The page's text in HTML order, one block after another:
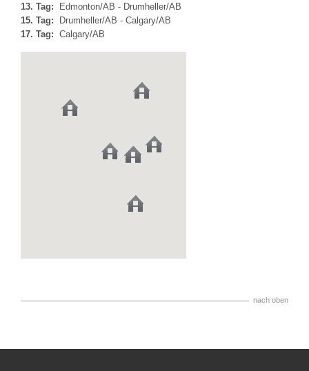
13. Tag:
Edmonton/AB - Drumheller/AB
15. Tag:
Drumheller/AB - Calgary/AB
17. Tag: Calgary/AB
nach oben